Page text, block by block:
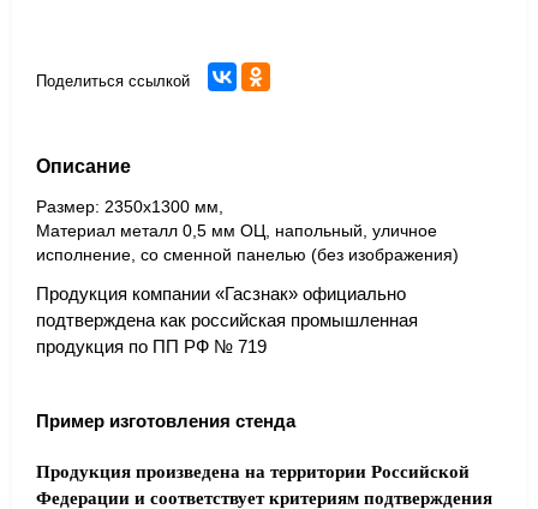
Поделиться ссылкой
Описание
Размер: 2350x1300 мм,
Материал металл 0,5 мм ОЦ, напольный, уличное
исполнение, со сменной панелью (без изображения)
Продукция компании «Гасзнак» официально
подтверждена как российская промышленная
продукция по ПП РФ № 719
Пример изготовления стенда
Продукция произведена на территории Российской
Федерации и соответствует критериям подтверждения